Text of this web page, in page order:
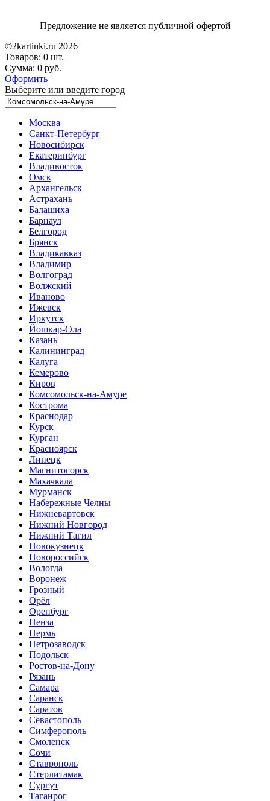
Предложение не является публичной офертой
©2kartinki.ru 2026
Товаров: 0 шт.
Сумма: 0 руб.
Оформить
Выберите или введите город
Москва
Санкт-Петербург
Новосибирск
Екатеринбург
Владивосток
Омск
Архангельск
Астрахань
Балашиха
Барнаул
Белгород
Брянск
Владикавказ
Владимир
Волгоград
Волжский
Иваново
Ижевск
Иркутск
Йошкар-Ола
Казань
Калининград
Калуга
Кемерово
Киров
Комсомольск-на-Амуре
Кострома
Краснодар
Курск
Курган
Красноярск
Липецк
Магнитогорск
Махачкала
Мурманск
Набережные Челны
Нижневартовск
Нижний Новгород
Нижний Тагил
Новокузнецк
Новороссийск
Вологда
Воронеж
Грозный
Орёл
Оренбург
Пенза
Пермь
Петрозаводск
Подольск
Ростов-на-Дону
Рязань
Самара
Саранск
Саратов
Севастополь
Симферополь
Смоленск
Сочи
Ставрополь
Стерлитамак
Сургут
Таганрог